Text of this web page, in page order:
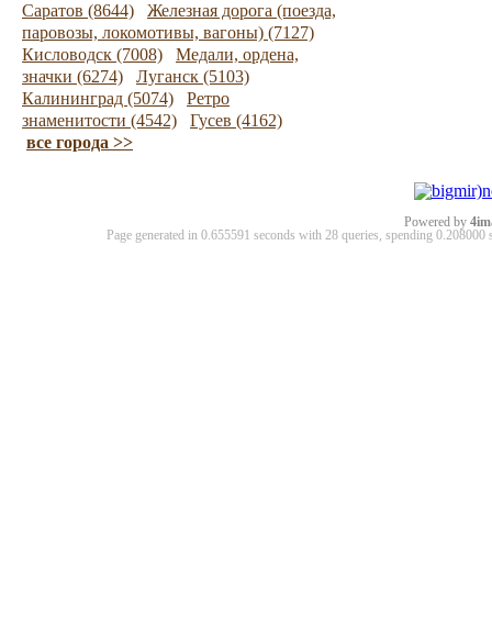
Саратов (8644)
Железная дорога (поезда,
паровозы, локомотивы, вагоны) (7127)
Кисловодск (7008)
Медали, ордена,
значки (6274)
Луганск (5103)
Калининград (5074)
Ретро
знаменитости (4542)
Гусев (4162)
все города >>
Powered by
Page generated in 0.655591 seconds with 28 queries, spending